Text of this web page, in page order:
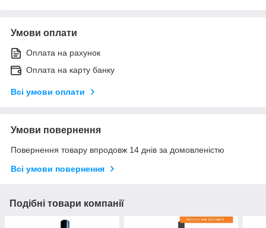
Умови оплати
Оплата на рахунок
Оплата на карту банку
Всі умови оплати
Умови повернення
Повернення товару впродовж 14 днів за домовленістю
Всі умови повернення
Подібні товари компанії